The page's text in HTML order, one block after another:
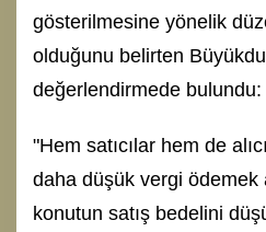
gösterilmesine yönelik
olduğunu belirten
değerlendirmede bulundu:
"Hem satıcılar hem de
daha düşük vergi ödemek
konutun satış bedelini